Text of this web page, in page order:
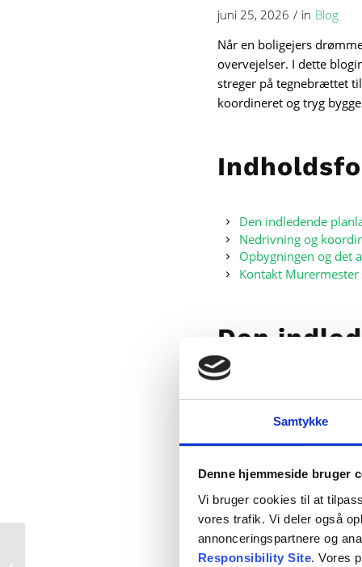
Samtykke
Denne hjemmeside bruger
Vi bruger cookies til at
vores trafik. Vi deler også
annonceringspartnere og
Responsibility Site. Vores
juni 25, 2026 / in Blog
Når en boligejers
overvejelser. I dette
streger på tegnebrættet
koordineret og tryg
Den indledende
Nedrivning og
Opbygningen og det
Kontakt
Den
rådgivning
planlægning. Det er i
nøje. Professionel
drømme, som kunden
Når rammerne for det
og lovgivningsmæssige
realiserbare inden for
forløbe fuldstændig